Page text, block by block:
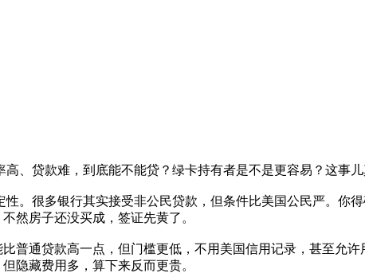
、贷款难，到底能不能贷？绿卡持有者是不是更容易？这事儿
。很多银行其实接受非公民贷款，但条件比美国公民严。
然房子还没买成，签证先黄了。
普通贷款高一点，但门槛更低，不用美国信用记录，甚至允
隐藏费用多，算下来反而更贵。